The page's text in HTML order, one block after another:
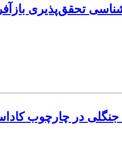
تحقق‌پذیری
در چارچوب